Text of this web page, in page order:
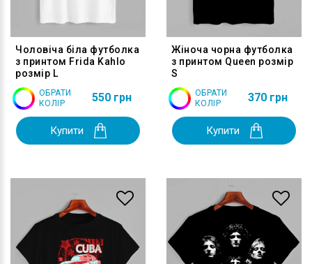
Чоловіча біла футболка
з принтом Frida Kahlo
розмір L
ОБРАТИ
КОЛІР
550 грн
Купити
Жіноча чорна футболка
з принтом Queen розмір
S
ОБРАТИ
КОЛІР
370 грн
Купити